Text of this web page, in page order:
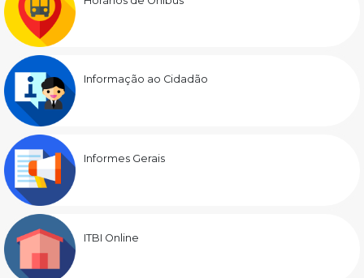
Informação ao Cidadão
Informes Gerais
ITBI Online